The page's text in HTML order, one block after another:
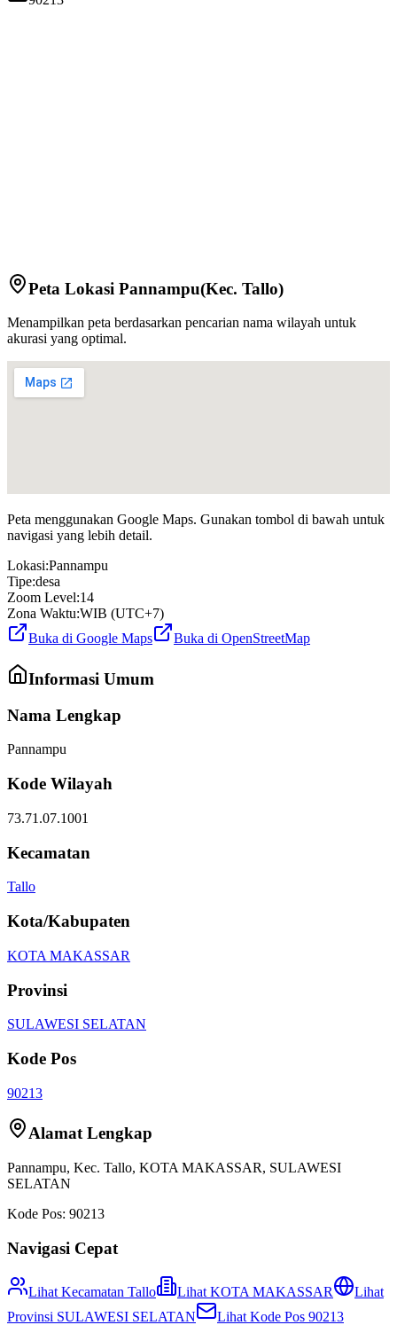
Peta Lokasi Pannampu(Kec. Tallo)
Menampilkan peta berdasarkan pencarian nama wilayah untuk
akurasi yang optimal.
Peta menggunakan Google Maps. Gunakan tombol di bawah untuk
navigasi yang lebih detail.
Lokasi:Pannampu
Tipe:desa
Zoom Level:14
Zona Waktu:WIB (UTC+7)
Buka di Google Maps
Buka di OpenStreetMap
Informasi Umum
Nama Lengkap
Pannampu
Kode Wilayah
73.71.07.1001
Kecamatan
Tallo
Kota/Kabupaten
KOTA MAKASSAR
Provinsi
SULAWESI SELATAN
Kode Pos
90213
Alamat Lengkap
Pannampu, Kec. Tallo, KOTA MAKASSAR, SULAWESI
SELATAN
Kode Pos: 90213
Navigasi Cepat
Lihat Kecamatan Tallo Lihat KOTA MAKASSAR
Lihat
Provinsi SULAWESI SELATAN Lihat Kode Pos 90213